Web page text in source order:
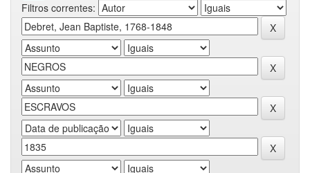
Filtros correntes: